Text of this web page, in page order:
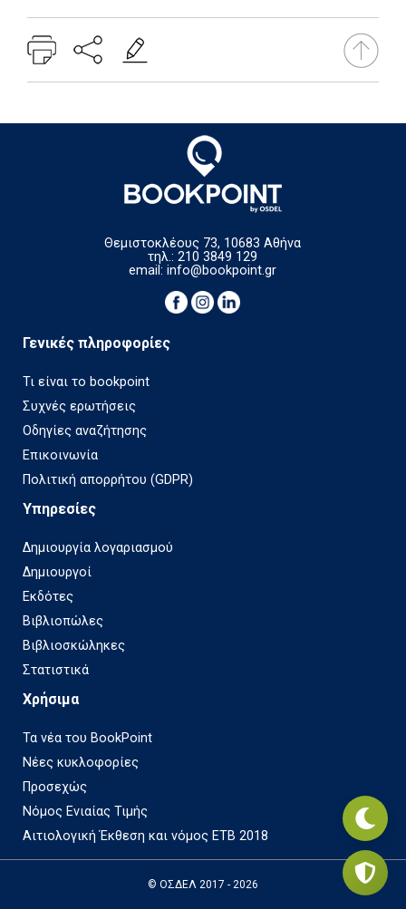
Θεμιστοκλέους 73, 10683 Αθήνα
τηλ.: 210 3849 129
email:info@bookpoint.gr
Γενικές πληροφορίες
Τι είναι το bookpoint
Συχνές ερωτήσεις
Οδηγίες αναζήτησης
Επικοινωνία
Πολιτική απορρήτου (GDPR)
Υπηρεσίες
Δημιουργία λογαριασμού
Δημιουργοί
Εκδότες
Βιβλιοπώλες
Βιβλιοσκώληκες
Στατιστικά
Χρήσιμα
Τα νέα του BookPoint
Νέες κυκλοφορίες
Προσεχώς
Νόμος Ενιαίας Τιμής
Αιτιολογική Έκθεση και νόμος ΕΤΒ 2018
© ΟΣΔΕΛ 2017 - 2026